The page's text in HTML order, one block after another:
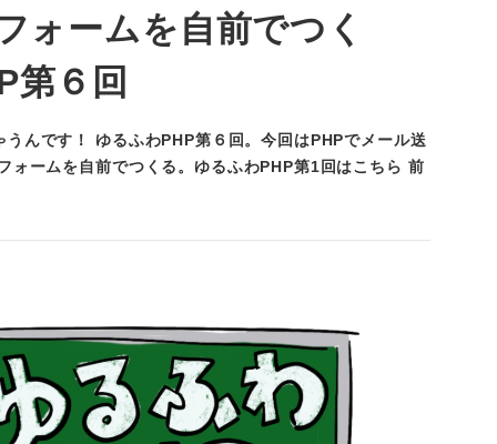
ォームを自前でつく
第６回
んです！ ゆるふわPHP第６回。今回はPHPでメール送
ォームを自前でつくる。ゆるふわPHP第1回はこちら 前